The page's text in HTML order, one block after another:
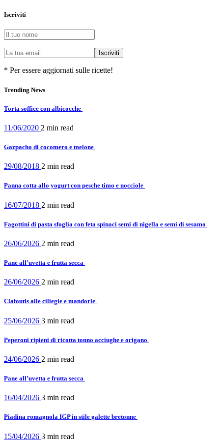
Iscriviti
* Per essere aggiornati sulle ricette!
Trending News
Torta soffice con albicocche
11/06/2020 2 min read
Gazpacho di cocomero e melone
29/08/2018 2 min read
Panna cotta allo yogurt con pesche timo e nocciole
16/07/2018 2 min read
Fagottini di pasta sfoglia con feta spinaci semi di nigella e semi di sesamo
26/06/2026 2 min read
Pane all’uvetta e frutta secca
26/06/2026 2 min read
Clafoutis alle ciliegie e mandorle
25/06/2026 3 min read
Peperoni ripieni di ricotta tonno acciughe e origano
24/06/2026 2 min read
Pane all’uvetta e frutta secca
16/04/2026 3 min read
Piadina romagnola IGP in stile galette bretonne
15/04/2026 3 min read